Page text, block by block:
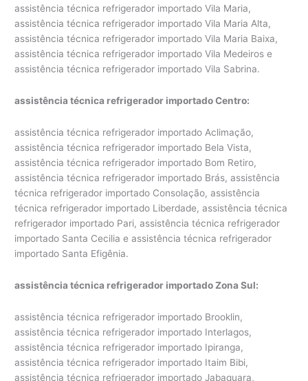
assistência técnica refrigerador importado Vila Maria,
assistência técnica refrigerador importado Vila Maria Alta,
assistência técnica refrigerador importado Vila Maria Baixa,
assistência técnica refrigerador importado Vila Medeiros e
assistência técnica refrigerador importado Vila Sabrina.
assistência técnica refrigerador importado Centro:
assistência técnica refrigerador importado Aclimação,
assistência técnica refrigerador importado Bela Vista,
assistência técnica refrigerador importado Bom Retiro,
assistência técnica refrigerador importado Brás, assistência
técnica refrigerador importado Consolação, assistência
técnica refrigerador importado Liberdade, assistência técnica
refrigerador importado Pari, assistência técnica refrigerador
importado Santa Cecilia e assistência técnica refrigerador
importado Santa Efigênia.
assistência técnica refrigerador importado Zona Sul:
assistência técnica refrigerador importado Brooklin,
assistência técnica refrigerador importado Interlagos,
assistência técnica refrigerador importado Ipiranga,
assistência técnica refrigerador importado Itaim Bibi,
assistência técnica refrigerador importado Jabaquara,